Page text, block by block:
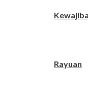
Rayuan